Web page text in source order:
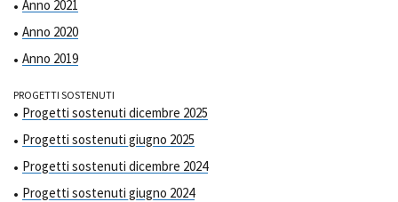
Anno 2021
Anno 2020
Anno 2019
PROGETTI SOSTENUTI
Progetti sostenuti dicembre 2025
Progetti sostenuti giugno 2025
Progetti sostenuti dicembre 2024
Progetti sostenuti giugno 2024